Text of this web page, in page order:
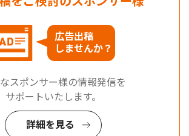
広告出稿
しませんか？
スポンサー様の情報発信を
サポートいたします。
詳細を見る